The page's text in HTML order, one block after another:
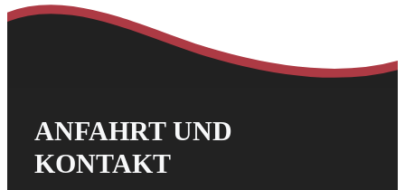
ANFAHRT UND
KONTAKT